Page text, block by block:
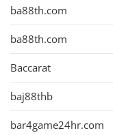
ba88th.com
ba88th.com
Baccarat
baj88thb
bar4game24hr.com